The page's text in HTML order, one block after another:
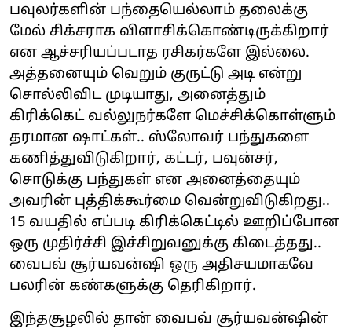
பவுலர்களின் பந்தையெல்லாம் தலைக்கு
மேல் சிக்சராக விளாசிக்கொண்டிருக்கிறார்
என ஆச்சரியப்படாத ரசிகர்களே இல்லை.
அத்தனையும் வெறும் குருட்டு அடி என்று
சொல்லிவிட முடியாது, அனைத்தும்
கிரிக்கெட் வல்லுநர்களே மெச்சிக்கொள்ளும்
தரமான ஷாட்கள்.. ஸ்லோவர் பந்துகளை
கணித்துவிடுகிறார், கட்டர், பவுன்சர்,
சொடுக்கு பந்துகள் என அனைத்தையும்
அவரின் புத்திக்கூர்மை வென்றுவிடுகிறது..
15 வயதில் எப்படி கிரிக்கெட்டில் ஊறிப்போன
ஒரு முதிர்ச்சி இச்சிறுவனுக்கு கிடைத்தது..
வைபவ் சூர்யவன்ஷி ஒரு அதிசயமாகவே
பலரின் கண்களுக்கு தெரிகிறார்.
இந்தசூழலில் தான் வைபவ் சூர்யவன்ஷின்